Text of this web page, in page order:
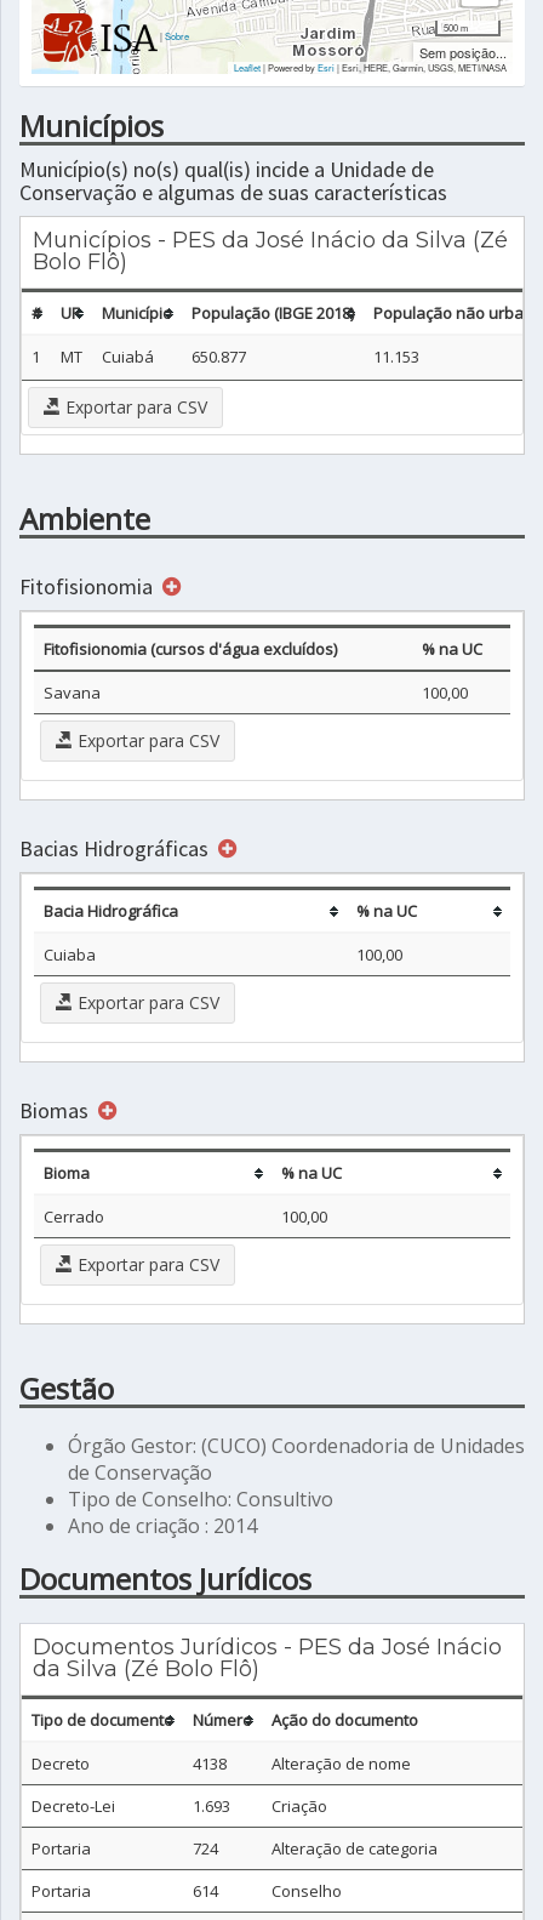
|Sobre
500 m
Sem posição...
Leaflet| Powered byEsri|Esri, HERE, Garmin, USGS, METI/NASA
Municípios
Município(s) no(s) qual(is) incide a Unidade de
Conservação e algumas de suas características
Municípios - PES da José Inácio da Silva (Zé
Bolo Flô)
# UF Município População (IBGE 2018)
População não urbana
1
MT Cuiabá 650.877 11.153
Exportar para CSV
Ambiente
Fitofisionomia
Fitofisionomia (cursos d'água excluídos)
% na UC
Savana
100,00
Exportar para CSV
Bacias Hidrográficas
Bacia Hidrográfica
% na UC
Cuiaba
100,00
Exportar para CSV
Biomas
Bioma
% na UC
Cerrado
100,00
Exportar para CSV
Gestão
Órgão Gestor: (CUCO) Coordenadoria de Unidades
de Conservação
Tipo de Conselho: Consultivo
Ano de criação : 2014
Documentos Jurídicos
Documentos Jurídicos - PES da José Inácio
da Silva (Zé Bolo Flô)
Tipo de documento Número
Ação do documento
Decreto
4138
Alteração de nome
Decreto-Lei
1.693
Criação
Portaria
724
Alteração de categoria
Portaria
614
Conselho